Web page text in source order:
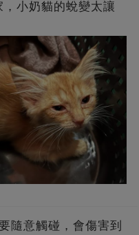
小奶貓的蛻變太讓
隨意觸碰，會傷害到